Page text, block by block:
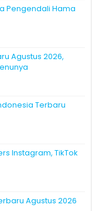
Pengendali Hama
Agustus 2026,
Terbaru
Instagram, TikTok
Agustus 2026